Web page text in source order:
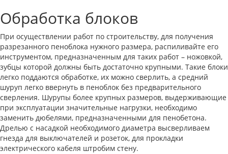
Обработка блоков
При осуществлении работ по строительству, для получения
разрезанного пеноблока нужного размера, распиливайте его
инструментом, предназначенным для таких работ – ножовкой,
зубцы которой должны быть достаточно крупными. Такие блоки
легко поддаются обработке, их можно сверлить, а средний
шуруп легко ввернуть в пеноблок без предварительного
сверления. Шурупы более крупных размеров, выдерживающие
при эксплуатации значительные нагрузки, необходимо
заменить дюбелями, предназначенными для пенобетона.
Дрелью с насадкой необходимого диаметра высверливаем
гнезда для выключателей и розеток, для прокладки
электрического кабеля штробим стену.